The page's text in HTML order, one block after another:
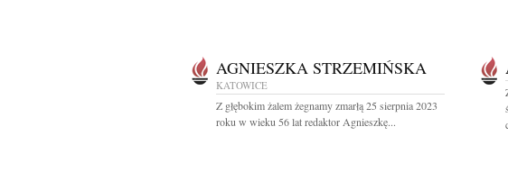
AGNIESZKA STRZEMIŃSKA
KATOWICE
Z głębokim żalem żegnamy zmarłą 25 sierpnia 2023
roku w wieku 56 lat redaktor Agnieszkę...